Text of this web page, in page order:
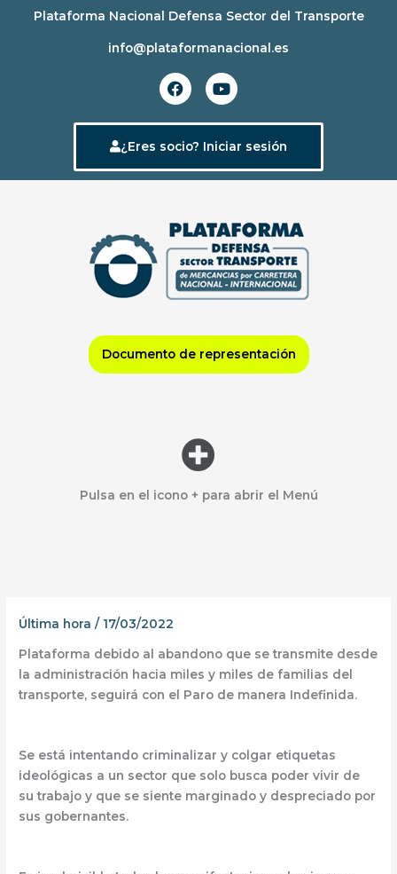
Plataforma Nacional Defensa Sector del Transporte
info@plataformanacional.es
F
a
e
b
o
Y
o
t
u
e
¿Eres socio? Iniciar sesión
Documento de representación
Menú
Pulsa en el icono + para abrir el Menú
Última hora / 17/03/2022
Plataforma debido al abandono que se transmite desde
la administración hacia miles y miles de familias del
transporte, seguirá con el Paro de manera Indefinida.
Se está intentando criminalizar y colgar etiquetas
ideológicas a un sector que solo busca poder vivir de
su trabajo y que se siente marginado y despreciado por
sus gobernantes.